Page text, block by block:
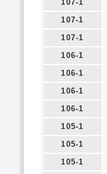
107-1
107-1
107-1
106-1
106-1
106-1
106-1
105-1
105-1
105-1